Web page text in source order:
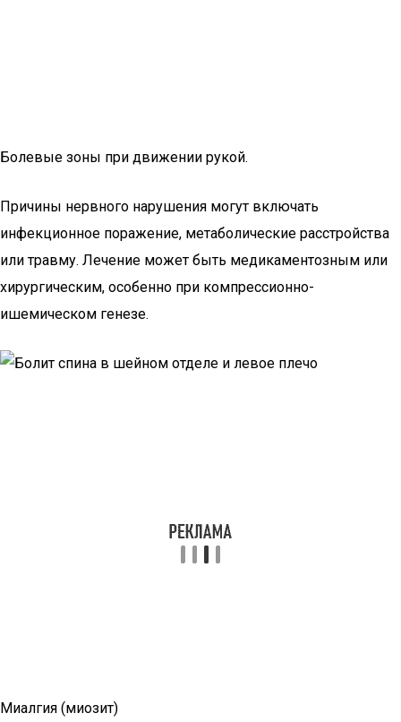
Болевые зоны при движении рукой.
Причины нервного нарушения могут включать
инфекционное поражение, метаболические расстройства
или травму. Лечение может быть медикаментозным или
хирургическим, особенно при компрессионно-
ишемическом генезе.
Миалгия (миозит)